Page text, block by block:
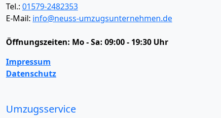
Tel.: 01579-2482353
E-Mail: info@neuss-umzugsunternehmen.de
Öffnungszeiten: Mo - Sa: 09:00 - 19:30 Uhr
Impressum
Datenschutz
Umzugsservice